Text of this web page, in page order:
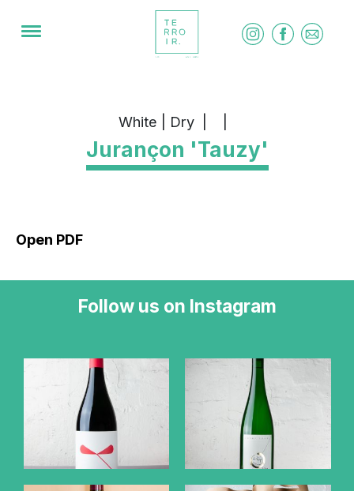
White | Dry
Jurançon 'Tauzy'
Open PDF
Follow us on Instagram